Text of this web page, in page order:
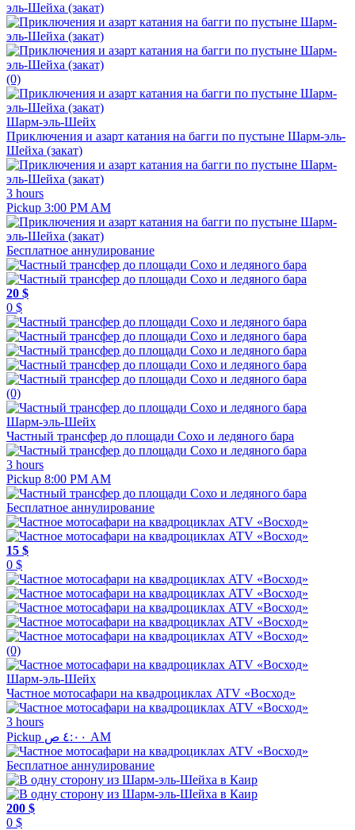
(0)
Шарм-эль-Шейх
Приключения и азарт катания на багги по пустыне Шарм-эль-
Шейха (закат)
3 hours
Pickup 3:00 PM AM
Бесплатное аннулирование
20 $
0 $
(0)
Шарм-эль-Шейх
Частный трансфер до площади Сохо и ледяного бара
3 hours
Pickup 8:00 PM AM
Бесплатное аннулирование
15 $
0 $
(0)
Шарм-эль-Шейх
Частное мотосафари на квадроциклах ATV «Восход»
3 hours
Pickup ٤:٠٠ ص AM
Бесплатное аннулирование
200 $
0 $